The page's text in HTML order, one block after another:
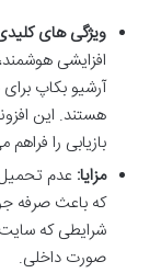
ویژگی های
هستند. این
بازیابی را فراهم
مزایا: عدم
که باعث صرفه
صورت داخلی.